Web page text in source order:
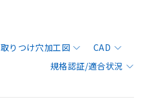
取りつけ穴加工図
CAD
規格認証/適合状況